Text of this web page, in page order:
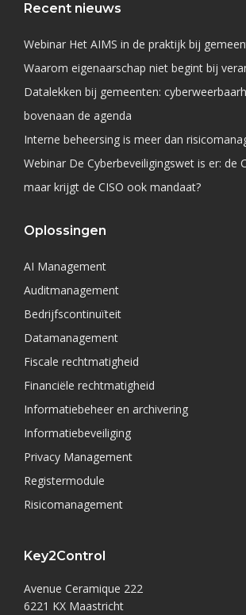
Recent nieuws
Webinar Het AIMS in de praktijk bij
Waarom eigenaarschap niet begint bij
Datalekken bij gemeenten:
bovenaan de agenda
Interne beheersing is meer dan
Webinar De Cyberbeveiligingswet is er: de
maar krijgt de CISO ook mandaat?
Oplossingen
AI Management
Auditmanagement
Bedrijfscontinuïteit
Datamanagement
Fiscale rechtmatigheid
Financiële rechtmatigheid
Informatiebeheer en archivering
Informatiebeveiliging
Privacy Management
Registermodule
Risicomanagement
Key2Control
Avenue Ceramique 222
6221 KX Maastricht